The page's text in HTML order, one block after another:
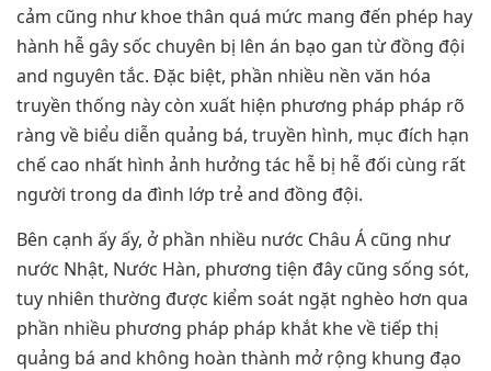
cảm cũng như khoe thân quá mức mang đến phép hay
hành hễ gây sốc chuyên bị lên án bạo gan từ đồng đội
and nguyên tắc. Đặc biệt, phần nhiều nền văn hóa
truyền thống này còn xuất hiện phương pháp pháp rõ
ràng về biểu diễn quảng bá, truyền hình, mục đích hạn
chế cao nhất hình ảnh hưởng tác hễ bị hễ đối cùng rất
người trong da đình lớp trẻ and đồng đội.
Bên cạnh ấy ấy, ở phần nhiều nước Châu Á cũng như
nước Nhật, Nước Hàn, phương tiện đây cũng sống sót,
tuy nhiên thường được kiểm soát ngặt nghèo hơn qua
phần nhiều phương pháp pháp khắt khe về tiếp thị
quảng bá and không hoàn thành mở rộng khung đạo